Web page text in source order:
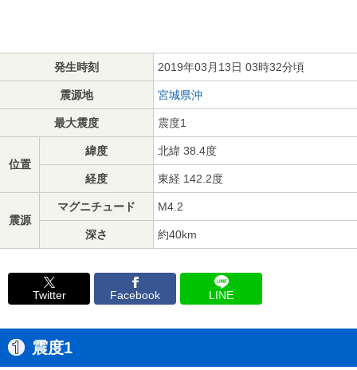
発生時刻 2019年03月13日 03時32分頃
震源地 宮城県沖
最大震度 震度1
位置
緯度 北緯 38.4度
経度 東経 142.2度
震源
マグニチュード M4.2
深さ 約40km
Twitter Facebook LINE
震度1